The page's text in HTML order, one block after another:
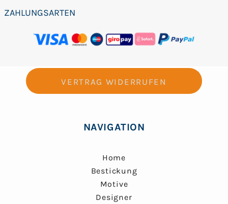
ZAHLUNGSARTEN
VERTRAG WIDERRUFEN
NAVIGATION
Home
Bestickung
Motive
Designer